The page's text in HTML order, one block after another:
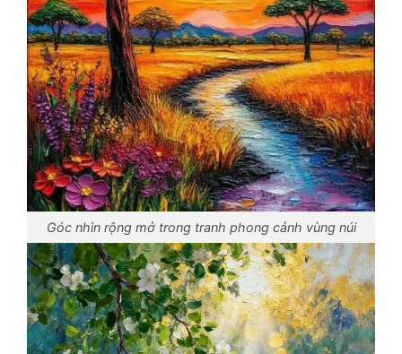
Góc nhìn rộng mở trong tranh phong cảnh vùng núi